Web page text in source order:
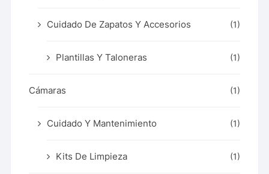
Cuidado De Zapatos Y Accesorios (1)
Plantillas Y Taloneras (1)
Cámaras (1)
Cuidado Y Mantenimiento (1)
Kits De Limpieza (1)